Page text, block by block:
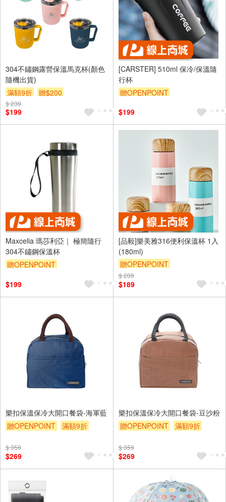
304不鏽鋼露營保溫馬克杯(顏色
隨機出貨)
滿額9折
贈$200
$ 239
$199
[CARSTER] 510ml 保冷/保溫隨
行杯
贈OPENPOINT
$199
Maxcelia 瑪莎利亞｜ 極簡隨行
304不鏽鋼保溫杯
贈OPENPOINT
$199
[品毅]樂美雅316便利保溫杯 1入
(180ml)
贈OPENPOINT
$ 209
$189
樂扣保溫保冷大開口餐袋-海軍藍
贈OPENPOINT
滿額9折
$ 359
$269
樂扣保溫保冷大開口餐袋-豆沙粉
贈OPENPOINT
滿額9折
$ 359
$269